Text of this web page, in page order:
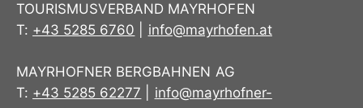
TOURISMUSVERBAND MAYRHOFEN
T: +43 5285 6760 info@mayrhofen.at
MAYRHOFNER BERGBAHNEN AG
T: +43 5285 62277
info@mayrhofner-